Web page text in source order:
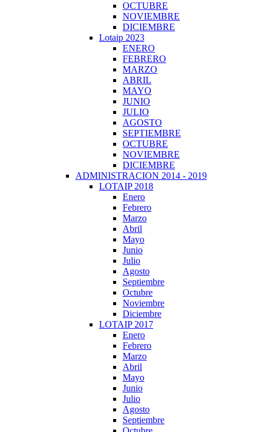
OCTUBRE
NOVIEMBRE
DICIEMBRE
Lotaip 2023
ENERO
FEBRERO
MARZO
ABRIL
MAYO
JUNIO
JULIO
AGOSTO
SEPTIEMBRE
OCTUBRE
NOVIEMBRE
DICIEMBRE
ADMINISTRACION 2014 - 2019
LOTAIP 2018
Enero
Febrero
Marzo
Abril
Mayo
Junio
Julio
Agosto
Septiembre
Octubre
Noviembre
Diciembre
LOTAIP 2017
Enero
Febrero
Marzo
Abril
Mayo
Junio
Julio
Agosto
Septiembre